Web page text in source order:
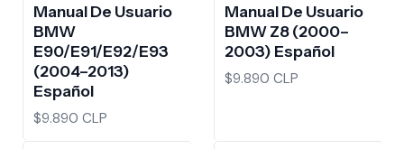
Manual De Usuario
BMW
E90/E91/E92/E93
(2004–2013)
Español
$9.890 CLP
Manual De Usuario
BMW Z8 (2000–
2003) Español
$9.890 CLP